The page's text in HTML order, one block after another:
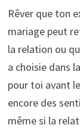
Rêver que ton
mariage peut
la relation ou
a choisie dans
pour toi avant
encore des
même si la